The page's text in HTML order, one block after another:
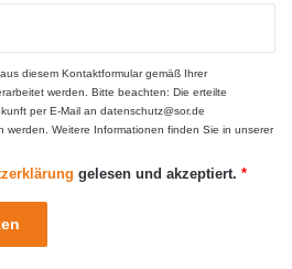
diesem Kontaktformular gemäß Ihrer
werden. Bitte beachten: Die erteilte
per E-Mail an datenschutz@sor.de
werden. Weitere Informationen finden Sie in unserer
gelesen und akzeptiert. *